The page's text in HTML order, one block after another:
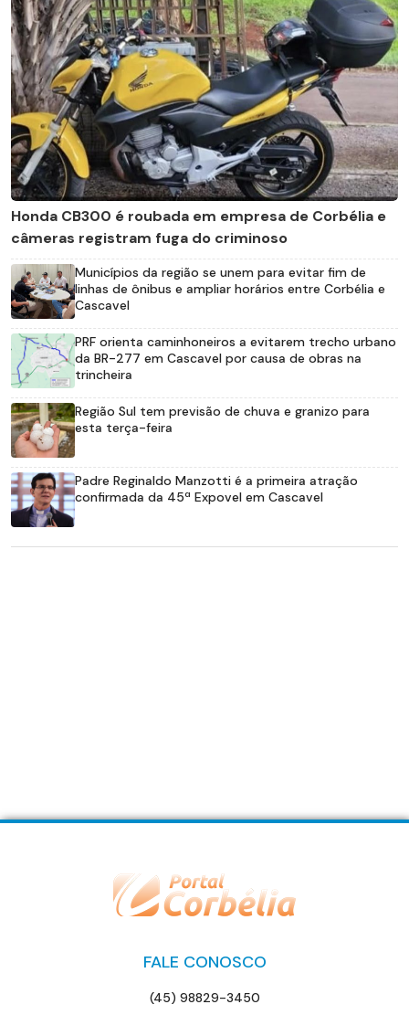
Honda CB300 é roubada em empresa de Corbélia e
câmeras registram fuga do criminoso
Municípios da região se unem para evitar fim de
linhas de ônibus e ampliar horários entre Corbélia e
Cascavel
PRF orienta caminhoneiros a evitarem trecho urbano
da BR-277 em Cascavel por causa de obras na
trincheira
Região Sul tem previsão de chuva e granizo para
esta terça-feira
Padre Reginaldo Manzotti é a primeira atração
confirmada da 45ª Expovel em Cascavel
FALE CONOSCO
(45) 98829-3450